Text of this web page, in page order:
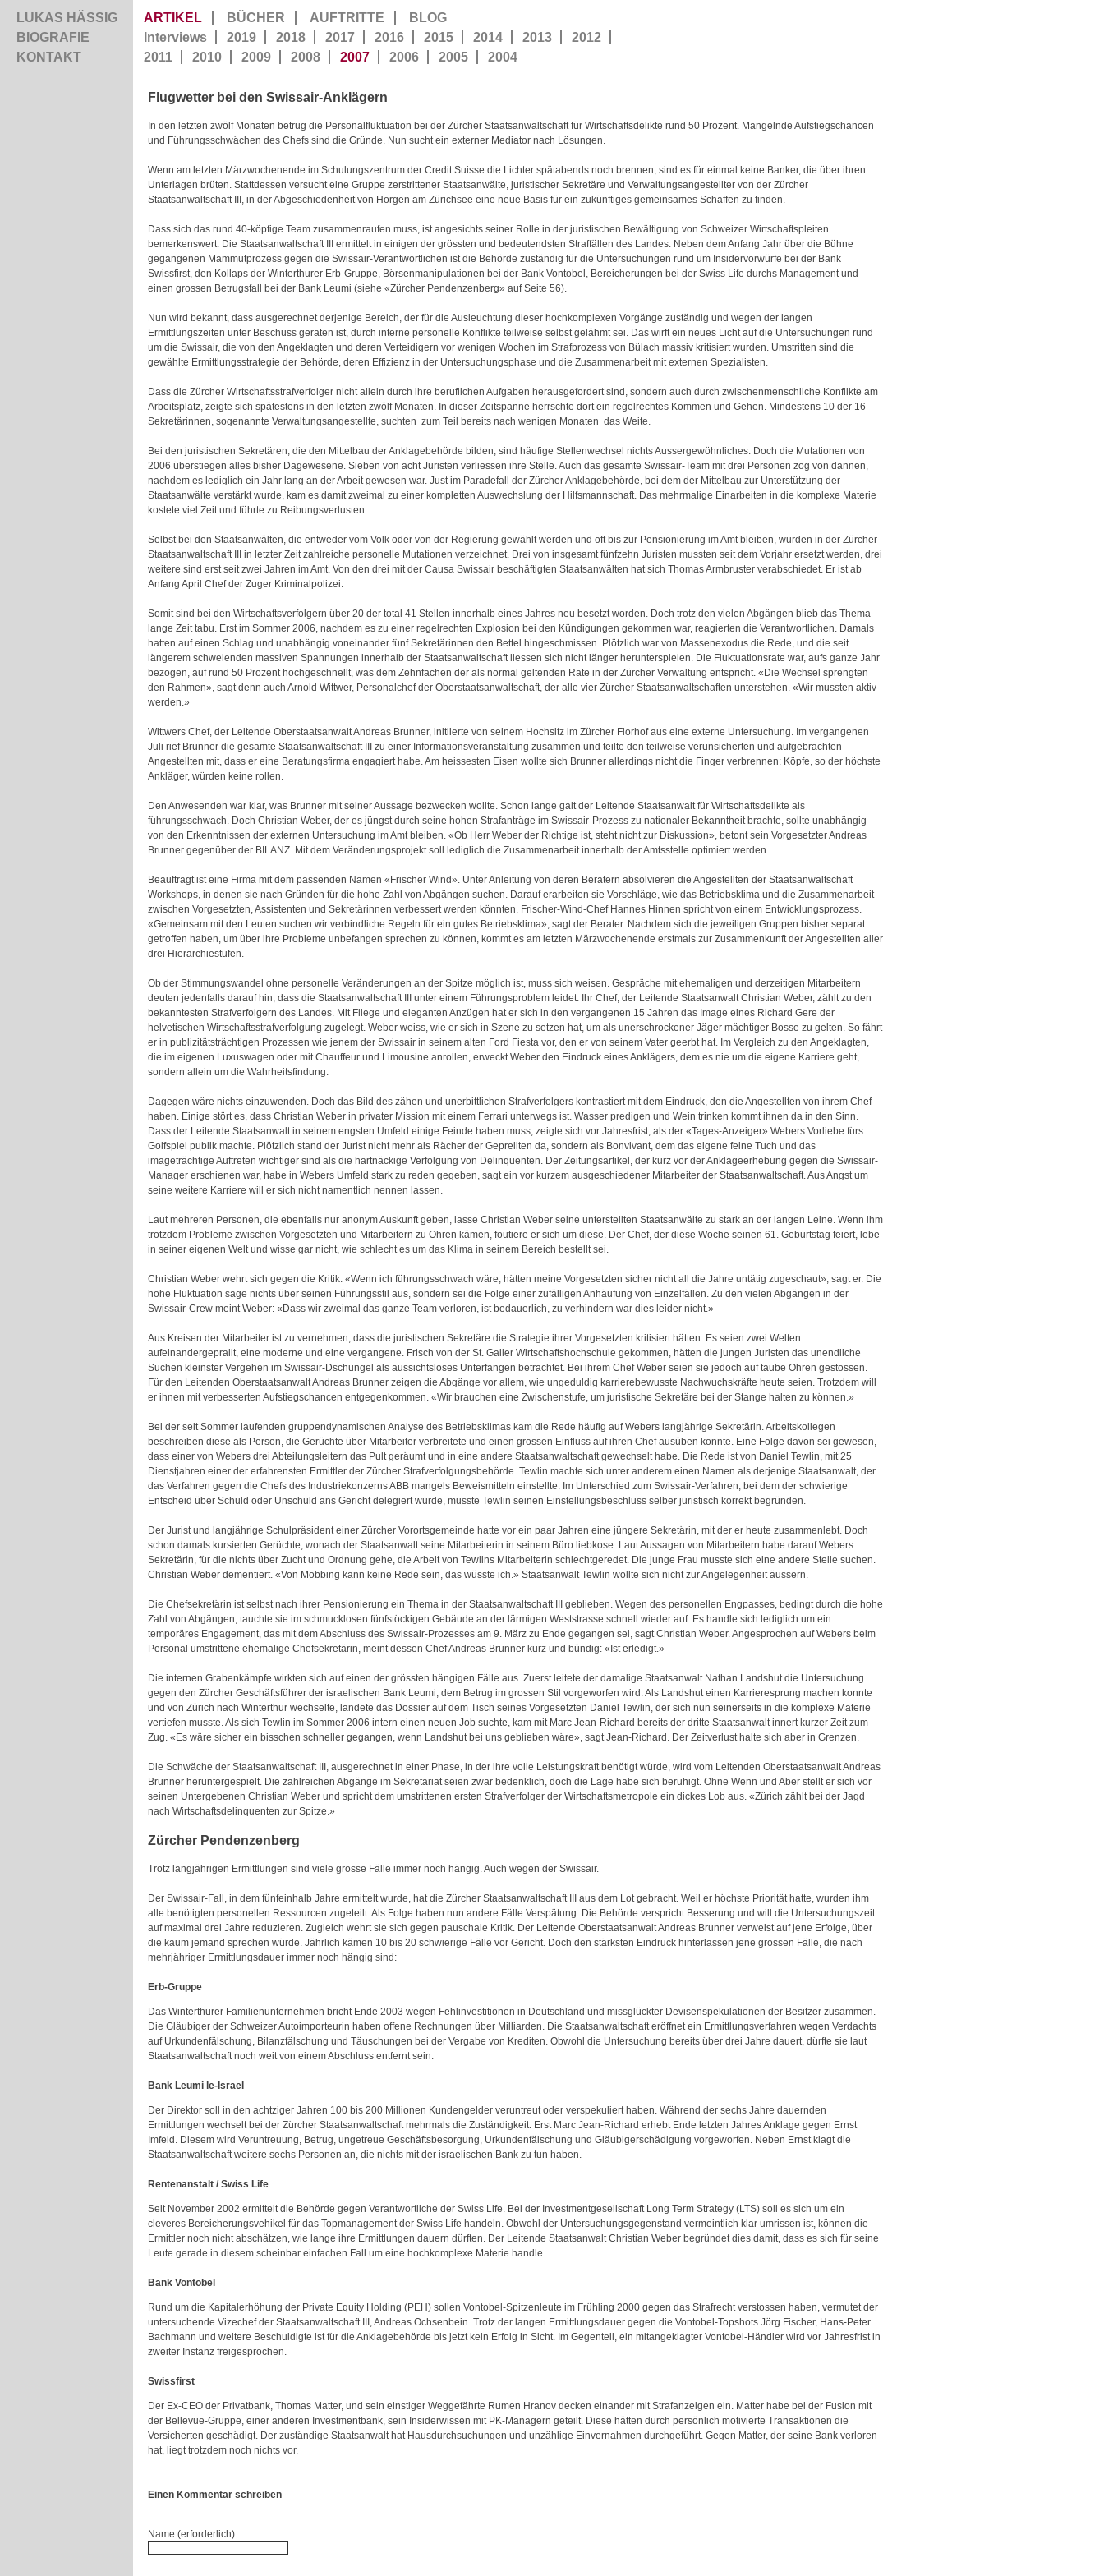
LUKAS HÄSSIG
BIOGRAFIE
KONTAKT
ARTIKEL BÜCHER AUFTRITTE
BLOG
Interviews
2019 2018 2017 2016 2015 2014 2013
2012
2011
2010 2009 2008 2007 2006 2005 2004
Flugwetter bei den Swissair-Anklägern
In den letzten zwölf Monaten betrug die Personalfluktuation bei der Zürcher Staatsanwaltschaft für Wirtschaftsdelikte rund 50 Prozent. Mangelnde Aufstiegschancen
und Führungsschwächen des Chefs sind die Gründe. Nun sucht ein externer Mediator nach Lösungen.
Wenn am letzten Märzwochenende im Schulungszentrum der Credit Suisse die Lichter spätabends noch brennen, sind es für einmal keine Banker, die über ihren
Unterlagen brüten. Stattdessen versucht eine Gruppe zerstrittener Staatsanwälte, juristischer Sekretäre und Verwaltungsangestellter von der Zürcher
Staatsanwaltschaft III, in der Abgeschiedenheit von Horgen am Zürichsee eine neue Basis für ein zukünftiges gemeinsames Schaffen zu finden.
Dass sich das rund 40-köpfige Team zusammenraufen muss, ist angesichts seiner Rolle in der juristischen Bewältigung von Schweizer Wirtschaftspleiten
bemerkenswert. Die Staatsanwaltschaft III ermittelt in einigen der grössten und bedeutendsten Straffällen des Landes. Neben dem Anfang Jahr über die Bühne
gegangenen Mammutprozess gegen die Swissair-Verantwortlichen ist die Behörde zuständig für die Untersuchungen rund um Insidervorwürfe bei der Bank
Swissfirst, den Kollaps der Winterthurer Erb-Gruppe, Börsenmanipulationen bei der Bank Vontobel, Bereicherungen bei der Swiss Life durchs Management und
einen grossen Betrugsfall bei der Bank Leumi (siehe «Zürcher Pendenzenberg» auf Seite 56).
Nun wird bekannt, dass ausgerechnet derjenige Bereich, der für die Ausleuchtung dieser hochkomplexen Vorgänge zuständig und wegen der langen
Ermittlungszeiten unter Beschuss geraten ist, durch interne personelle Konflikte teilweise selbst gelähmt sei. Das wirft ein neues Licht auf die Untersuchungen rund
um die Swissair, die von den Angeklagten und deren Verteidigern vor wenigen Wochen im Strafprozess von Bülach massiv kritisiert wurden. Umstritten sind die
gewählte Ermittlungsstrategie der Behörde, deren Effizienz in der Untersuchungsphase und die Zusammenarbeit mit externen Spezialisten.
Dass die Zürcher Wirtschaftsstrafverfolger nicht allein durch ihre beruflichen Aufgaben herausgefordert sind, sondern auch durch zwischenmenschliche Konflikte am
Arbeitsplatz, zeigte sich spätestens in den letzten zwölf Monaten. In dieser Zeitspanne herrschte dort ein regelrechtes Kommen und Gehen. Mindestens 10 der 16
Sekretärinnen, sogenannte Verwaltungsangestellte, suchten ­ zum Teil bereits nach wenigen Monaten ­ das Weite.
Bei den juristischen Sekretären, die den Mittelbau der Anklagebehörde bilden, sind häufige Stellenwechsel nichts Aussergewöhnliches. Doch die Mutationen von
2006 überstiegen alles bisher Dagewesene. Sieben von acht Juristen verliessen ihre Stelle. Auch das gesamte Swissair-Team mit drei Personen zog von dannen,
nachdem es lediglich ein Jahr lang an der Arbeit gewesen war. Just im Paradefall der Zürcher Anklagebehörde, bei dem der Mittelbau zur Unterstützung der
Staatsanwälte verstärkt wurde, kam es damit zweimal zu einer kompletten Auswechslung der Hilfsmannschaft. Das mehrmalige Einarbeiten in die komplexe Materie
kostete viel Zeit und führte zu Reibungsverlusten.
Selbst bei den Staatsanwälten, die entweder vom Volk oder von der Regierung gewählt werden und oft bis zur Pensionierung im Amt bleiben, wurden in der Zürcher
Staatsanwaltschaft III in letzter Zeit zahlreiche personelle Mutationen verzeichnet. Drei von insgesamt fünfzehn Juristen mussten seit dem Vorjahr ersetzt werden, drei
weitere sind erst seit zwei Jahren im Amt. Von den drei mit der Causa Swissair beschäftigten Staatsanwälten hat sich Thomas Armbruster verabschiedet. Er ist ab
Anfang April Chef der Zuger Kriminalpolizei.
Somit sind bei den Wirtschaftsverfolgern über 20 der total 41 Stellen innerhalb eines Jahres neu besetzt worden. Doch trotz den vielen Abgängen blieb das Thema
lange Zeit tabu. Erst im Sommer 2006, nachdem es zu einer regelrechten Explosion bei den Kündigungen gekommen war, reagierten die Verantwortlichen. Damals
hatten auf einen Schlag und unabhängig voneinander fünf Sekretärinnen den Bettel hingeschmissen. Plötzlich war von Massenexodus die Rede, und die seit
längerem schwelenden massiven Spannungen innerhalb der Staatsanwaltschaft liessen sich nicht länger herunterspielen. Die Fluktuationsrate war, aufs ganze Jahr
bezogen, auf rund 50 Prozent hochgeschnellt, was dem Zehnfachen der als normal geltenden Rate in der Zürcher Verwaltung entspricht. «Die Wechsel sprengten
den Rahmen», sagt denn auch Arnold Wittwer, Personalchef der Oberstaatsanwaltschaft, der alle vier Zürcher Staatsanwaltschaften unterstehen. «Wir mussten aktiv
werden.»
Wittwers Chef, der Leitende Oberstaatsanwalt Andreas Brunner, initiierte von seinem Hochsitz im Zürcher Florhof aus eine externe Untersuchung. Im vergangenen
Juli rief Brunner die gesamte Staatsanwaltschaft III zu einer Informationsveranstaltung zusammen und teilte den teilweise verunsicherten und aufgebrachten
Angestellten mit, dass er eine Beratungsfirma engagiert habe. Am heissesten Eisen wollte sich Brunner allerdings nicht die Finger verbrennen: Köpfe, so der höchste
Ankläger, würden keine rollen.
Den Anwesenden war klar, was Brunner mit seiner Aussage bezwecken wollte. Schon lange galt der Leitende Staatsanwalt für Wirtschaftsdelikte als
führungsschwach. Doch Christian Weber, der es jüngst durch seine hohen Strafanträge im Swissair-Prozess zu nationaler Bekanntheit brachte, sollte unabhängig
von den Erkenntnissen der externen Untersuchung im Amt bleiben. «Ob Herr Weber der Richtige ist, steht nicht zur Diskussion», betont sein Vorgesetzter Andreas
Brunner gegenüber der BILANZ. Mit dem Veränderungsprojekt soll lediglich die Zusammenarbeit innerhalb der Amtsstelle optimiert werden.
Beauftragt ist eine Firma mit dem passenden Namen «Frischer Wind». Unter Anleitung von deren Beratern absolvieren die Angestellten der Staatsanwaltschaft
Workshops, in denen sie nach Gründen für die hohe Zahl von Abgängen suchen. Darauf erarbeiten sie Vorschläge, wie das Betriebsklima und die Zusammenarbeit
zwischen Vorgesetzten, Assistenten und Sekretärinnen verbessert werden könnten. Frischer-Wind-Chef Hannes Hinnen spricht von einem Entwicklungsprozess.
«Gemeinsam mit den Leuten suchen wir verbindliche Regeln für ein gutes Betriebsklima», sagt der Berater. Nachdem sich die jeweiligen Gruppen bisher separat
getroffen haben, um über ihre Probleme unbefangen sprechen zu können, kommt es am letzten Märzwochenende erstmals zur Zusammenkunft der Angestellten aller
drei Hierarchiestufen.
Ob der Stimmungswandel ohne personelle Veränderungen an der Spitze möglich ist, muss sich weisen. Gespräche mit ehemaligen und derzeitigen Mitarbeitern
deuten jedenfalls darauf hin, dass die Staatsanwaltschaft III unter einem Führungsproblem leidet. Ihr Chef, der Leitende Staatsanwalt Christian Weber, zählt zu den
bekanntesten Strafverfolgern des Landes. Mit Fliege und eleganten Anzügen hat er sich in den vergangenen 15 Jahren das Image eines Richard Gere der
helvetischen Wirtschaftsstrafverfolgung zugelegt. Weber weiss, wie er sich in Szene zu setzen hat, um als unerschrockener Jäger mächtiger Bosse zu gelten. So fährt
er in publizitätsträchtigen Prozessen wie jenem der Swissair in seinem alten Ford Fiesta vor, den er von seinem Vater geerbt hat. Im Vergleich zu den Angeklagten,
die im eigenen Luxuswagen oder mit Chauffeur und Limousine anrollen, erweckt Weber den Eindruck eines Anklägers, dem es nie um die eigene Karriere geht,
sondern allein um die Wahrheitsfindung.
Dagegen wäre nichts einzuwenden. Doch das Bild des zähen und unerbittlichen Strafverfolgers kontrastiert mit dem Eindruck, den die Angestellten von ihrem Chef
haben. Einige stört es, dass Christian Weber in privater Mission mit einem Ferrari unterwegs ist. Wasser predigen und Wein trinken kommt ihnen da in den Sinn.
Dass der Leitende Staatsanwalt in seinem engsten Umfeld einige Feinde haben muss, zeigte sich vor Jahresfrist, als der «Tages-Anzeiger» Webers Vorliebe fürs
Golfspiel publik machte. Plötzlich stand der Jurist nicht mehr als Rächer der Geprellten da, sondern als Bonvivant, dem das eigene feine Tuch und das
imageträchtige Auftreten wichtiger sind als die hartnäckige Verfolgung von Delinquenten. Der Zeitungsartikel, der kurz vor der Anklageerhebung gegen die Swissair-
Manager erschienen war, habe in Webers Umfeld stark zu reden gegeben, sagt ein vor kurzem ausgeschiedener Mitarbeiter der Staatsanwaltschaft. Aus Angst um
seine weitere Karriere will er sich nicht namentlich nennen lassen.
Laut mehreren Personen, die ebenfalls nur anonym Auskunft geben, lasse Christian Weber seine unterstellten Staatsanwälte zu stark an der langen Leine. Wenn ihm
trotzdem Probleme zwischen Vorgesetzten und Mitarbeitern zu Ohren kämen, foutiere er sich um diese. Der Chef, der diese Woche seinen 61. Geburtstag feiert, lebe
in seiner eigenen Welt und wisse gar nicht, wie schlecht es um das Klima in seinem Bereich bestellt sei.
Christian Weber wehrt sich gegen die Kritik. «Wenn ich führungsschwach wäre, hätten meine Vorgesetzten sicher nicht all die Jahre untätig zugeschaut», sagt er. Die
hohe Fluktuation sage nichts über seinen Führungsstil aus, sondern sei die Folge einer zufälligen Anhäufung von Einzelfällen. Zu den vielen Abgängen in der
Swissair-Crew meint Weber: «Dass wir zweimal das ganze Team verloren, ist bedauerlich, zu verhindern war dies leider nicht.»
Aus Kreisen der Mitarbeiter ist zu vernehmen, dass die juristischen Sekretäre die Strategie ihrer Vorgesetzten kritisiert hätten. Es seien zwei Welten
aufeinandergeprallt, eine moderne und eine vergangene. Frisch von der St. Galler Wirtschaftshochschule gekommen, hätten die jungen Juristen das unendliche
Suchen kleinster Vergehen im Swissair-Dschungel als aussichtsloses Unterfangen betrachtet. Bei ihrem Chef Weber seien sie jedoch auf taube Ohren gestossen.
Für den Leitenden Oberstaatsanwalt Andreas Brunner zeigen die Abgänge vor allem, wie ungeduldig karrierebewusste Nachwuchskräfte heute seien. Trotzdem will
er ihnen mit verbesserten Aufstiegschancen entgegenkommen. «Wir brauchen eine Zwischenstufe, um juristische Sekretäre bei der Stange halten zu können.»
Bei der seit Sommer laufenden gruppendynamischen Analyse des Betriebsklimas kam die Rede häufig auf Webers langjährige Sekretärin. Arbeitskollegen
beschreiben diese als Person, die Gerüchte über Mitarbeiter verbreitete und einen grossen Einfluss auf ihren Chef ausüben konnte. Eine Folge davon sei gewesen,
dass einer von Webers drei Abteilungsleitern das Pult geräumt und in eine andere Staatsanwaltschaft gewechselt habe. Die Rede ist von Daniel Tewlin, mit 25
Dienstjahren einer der erfahrensten Ermittler der Zürcher Strafverfolgungsbehörde. Tewlin machte sich unter anderem einen Namen als derjenige Staatsanwalt, der
das Verfahren gegen die Chefs des Industriekonzerns ABB mangels Beweismitteln einstellte. Im Unterschied zum Swissair-Verfahren, bei dem der schwierige
Entscheid über Schuld oder Unschuld ans Gericht delegiert wurde, musste Tewlin seinen Einstellungsbeschluss selber juristisch korrekt begründen.
Der Jurist und langjährige Schulpräsident einer Zürcher Vorortsgemeinde hatte vor ein paar Jahren eine jüngere Sekretärin, mit der er heute zusammenlebt. Doch
schon damals kursierten Gerüchte, wonach der Staatsanwalt seine Mitarbeiterin in seinem Büro liebkose. Laut Aussagen von Mitarbeitern habe darauf Webers
Sekretärin, für die nichts über Zucht und Ordnung gehe, die Arbeit von Tewlins Mitarbeiterin schlechtgeredet. Die junge Frau musste sich eine andere Stelle suchen.
Christian Weber dementiert. «Von Mobbing kann keine Rede sein, das wüsste ich.» Staatsanwalt Tewlin wollte sich nicht zur Angelegenheit äussern.
Die Chefsekretärin ist selbst nach ihrer Pensionierung ein Thema in der Staatsanwaltschaft III geblieben. Wegen des personellen Engpasses, bedingt durch die hohe
Zahl von Abgängen, tauchte sie im schmucklosen fünfstöckigen Gebäude an der lärmigen Weststrasse schnell wieder auf. Es handle sich lediglich um ein
temporäres Engagement, das mit dem Abschluss des Swissair-Prozesses am 9. März zu Ende gegangen sei, sagt Christian Weber. Angesprochen auf Webers beim
Personal umstrittene ehemalige Chefsekretärin, meint dessen Chef Andreas Brunner kurz und bündig: «Ist erledigt.»
Die internen Grabenkämpfe wirkten sich auf einen der grössten hängigen Fälle aus. Zuerst leitete der damalige Staatsanwalt Nathan Landshut die Untersuchung
gegen den Zürcher Geschäftsführer der israelischen Bank Leumi, dem Betrug im grossen Stil vorgeworfen wird. Als Landshut einen Karrieresprung machen konnte
und von Zürich nach Winterthur wechselte, landete das Dossier auf dem Tisch seines Vorgesetzten Daniel Tewlin, der sich nun seinerseits in die komplexe Materie
vertiefen musste. Als sich Tewlin im Sommer 2006 intern einen neuen Job suchte, kam mit Marc Jean-Richard bereits der dritte Staatsanwalt innert kurzer Zeit zum
Zug. «Es wäre sicher ein bisschen schneller gegangen, wenn Landshut bei uns geblieben wäre», sagt Jean-Richard. Der Zeitverlust halte sich aber in Grenzen.
Die Schwäche der Staatsanwaltschaft III, ausgerechnet in einer Phase, in der ihre volle Leistungskraft benötigt würde, wird vom Leitenden Oberstaatsanwalt Andreas
Brunner heruntergespielt. Die zahlreichen Abgänge im Sekretariat seien zwar bedenklich, doch die Lage habe sich beruhigt. Ohne Wenn und Aber stellt er sich vor
seinen Untergebenen Christian Weber und spricht dem umstrittenen ersten Strafverfolger der Wirtschaftsmetropole ein dickes Lob aus. «Zürich zählt bei der Jagd
nach Wirtschaftsdelinquenten zur Spitze.»
Zürcher Pendenzenberg
Trotz langjährigen Ermittlungen sind viele grosse Fälle immer noch hängig. Auch wegen der Swissair.
Der Swissair-Fall, in dem fünfeinhalb Jahre ermittelt wurde, hat die Zürcher Staatsanwaltschaft III aus dem Lot gebracht. Weil er höchste Priorität hatte, wurden ihm
alle benötigten personellen Ressourcen zugeteilt. Als Folge haben nun andere Fälle Verspätung. Die Behörde verspricht Besserung und will die Untersuchungszeit
auf maximal drei Jahre reduzieren. Zugleich wehrt sie sich gegen pauschale Kritik. Der Leitende Oberstaatsanwalt Andreas Brunner verweist auf jene Erfolge, über
die kaum jemand sprechen würde. Jährlich kämen 10 bis 20 schwierige Fälle vor Gericht. Doch den stärksten Eindruck hinterlassen jene grossen Fälle, die nach
mehrjähriger Ermittlungsdauer immer noch hängig sind:
Erb-Gruppe
Das Winterthurer Familienunternehmen bricht Ende 2003 wegen Fehlinvestitionen in Deutschland und missglückter Devisenspekulationen der Besitzer zusammen.
Die Gläubiger der Schweizer Autoimporteurin haben offene Rechnungen über Milliarden. Die Staatsanwaltschaft eröffnet ein Ermittlungsverfahren wegen Verdachts
auf Urkundenfälschung, Bilanzfälschung und Täuschungen bei der Vergabe von Krediten. Obwohl die Untersuchung bereits über drei Jahre dauert, dürfte sie laut
Staatsanwaltschaft noch weit von einem Abschluss entfernt sein.
Bank Leumi le-Israel
Der Direktor soll in den achtziger Jahren 100 bis 200 Millionen Kundengelder veruntreut oder verspekuliert haben. Während der sechs Jahre dauernden
Ermittlungen wechselt bei der Zürcher Staatsanwaltschaft mehrmals die Zuständigkeit. Erst Marc Jean-Richard erhebt Ende letzten Jahres Anklage gegen Ernst
Imfeld. Diesem wird Veruntreuung, Betrug, ungetreue Geschäftsbesorgung, Urkundenfälschung und Gläubigerschädigung vorgeworfen. Neben Ernst klagt die
Staatsanwaltschaft weitere sechs Personen an, die nichts mit der israelischen Bank zu tun haben.
Rentenanstalt / Swiss Life
Seit November 2002 ermittelt die Behörde gegen Verantwortliche der Swiss Life. Bei der Investmentgesellschaft Long Term Strategy (LTS) soll es sich um ein
cleveres Bereicherungsvehikel für das Topmanagement der Swiss Life handeln. Obwohl der Untersuchungsgegenstand vermeintlich klar umrissen ist, können die
Ermittler noch nicht abschätzen, wie lange ihre Ermittlungen dauern dürften. Der Leitende Staatsanwalt Christian Weber begründet dies damit, dass es sich für seine
Leute gerade in diesem scheinbar einfachen Fall um eine hochkomplexe Materie handle.
Bank Vontobel
Rund um die Kapitalerhöhung der Private Equity Holding (PEH) sollen Vontobel-Spitzenleute im Frühling 2000 gegen das Strafrecht verstossen haben, vermutet der
untersuchende Vizechef der Staatsanwaltschaft III, Andreas Ochsenbein. Trotz der langen Ermittlungsdauer gegen die Vontobel-Topshots Jörg Fischer, Hans-Peter
Bachmann und weitere Beschuldigte ist für die Anklagebehörde bis jetzt kein Erfolg in Sicht. Im Gegenteil, ein mitangeklagter Vontobel-Händler wird vor Jahresfrist in
zweiter Instanz freigesprochen.
Swissfirst
Der Ex-CEO der Privatbank, Thomas Matter, und sein einstiger Weggefährte Rumen Hranov decken einander mit Strafanzeigen ein. Matter habe bei der Fusion mit
der Bellevue-Gruppe, einer anderen Investmentbank, sein Insiderwissen mit PK-Managern geteilt. Diese hätten durch persönlich motivierte Transaktionen die
Versicherten geschädigt. Der zuständige Staatsanwalt hat Hausdurchsuchungen und unzählige Einvernahmen durchgeführt. Gegen Matter, der seine Bank verloren
hat, liegt trotzdem noch nichts vor.
Einen Kommentar schreiben
Name (erforderlich)